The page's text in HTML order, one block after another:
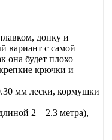
донку и
вариант с самой
она будет плохо
крючки и
мм лески, кормушки
2—2.3 метра),